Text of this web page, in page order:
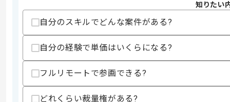
精算・お支払い
精算条件
有
商談回数
知りたい
自分のスキルでどんな案件がある?
自分の経験で単価はいくらになる?
フルリモートで参画できる?
どれくらい裁量権がある?